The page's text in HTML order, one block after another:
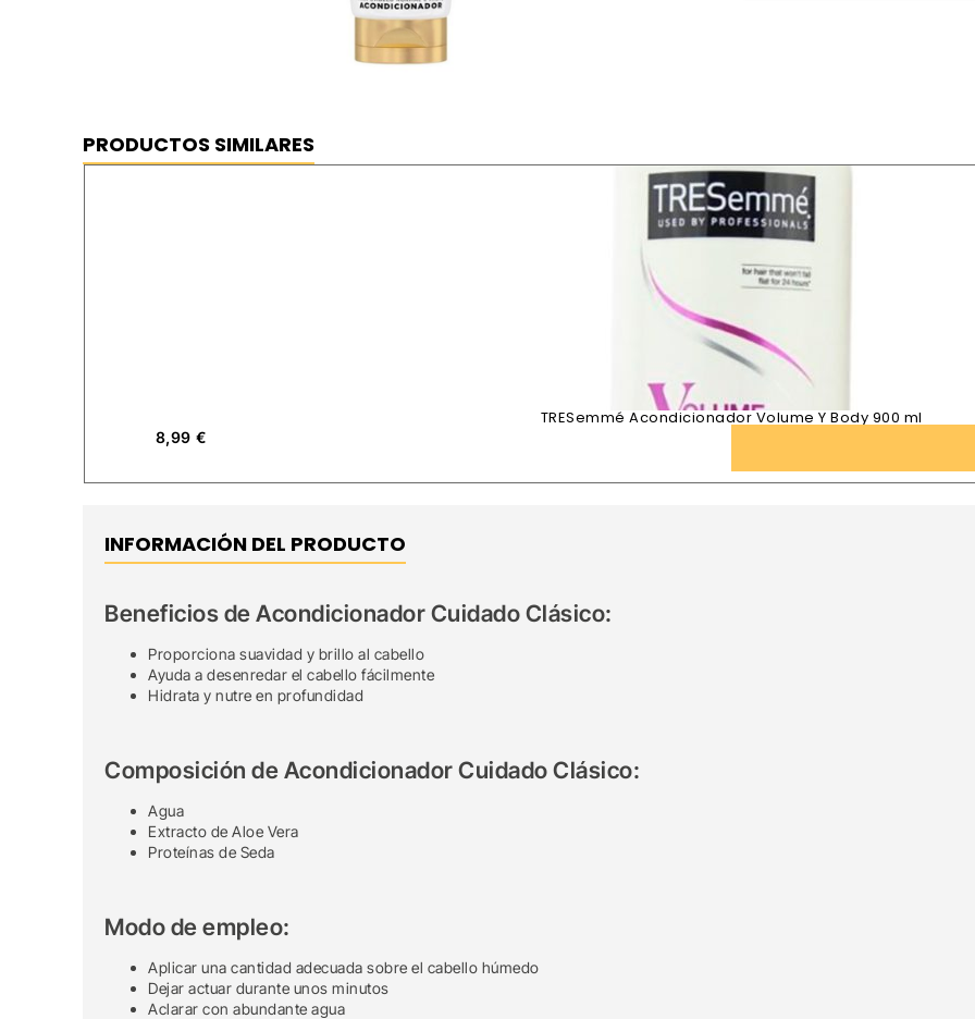
PRODUCTOS SIMILARES
TRESemmé Acondicionador Volume Y Body 900 ml
8,99€
INFORMACIÓN DEL PRODUCTO
Beneficios de Acondicionador Cuidado Clásico:
Proporciona suavidad y brillo al cabello
Ayuda a desenredar el cabello fácilmente
Hidrata y nutre en profundidad
Composición de Acondicionador Cuidado Clásico:
Agua
Extracto de Aloe Vera
Proteínas de Seda
Modo de empleo:
Aplicar una cantidad adecuada sobre el cabello húmedo
Dejar actuar durante unos minutos
Aclarar con abundante agua